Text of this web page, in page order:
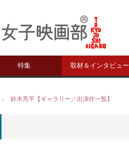
特集 取材＆インタビュー
鈴木亮平【ギャラリー／出演作一覧】